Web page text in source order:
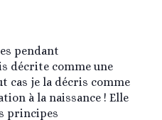
pendant
décrite comme une
cas je la décris comme
à la naissance ! Elle
principes